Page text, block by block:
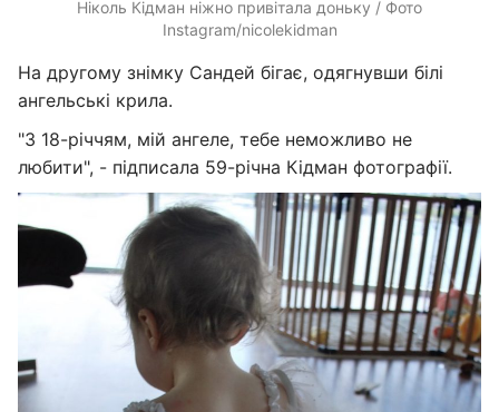
Ніколь Кідман ніжно привітала доньку / Фото
Instagram/nicolekidman
На другому знімку Сандей бігає, одягнувши білі
ангельські крила.
"З 18-річчям, мій ангеле, тебе неможливо не
любити", - підписала 59-річна Кідман фотографії.